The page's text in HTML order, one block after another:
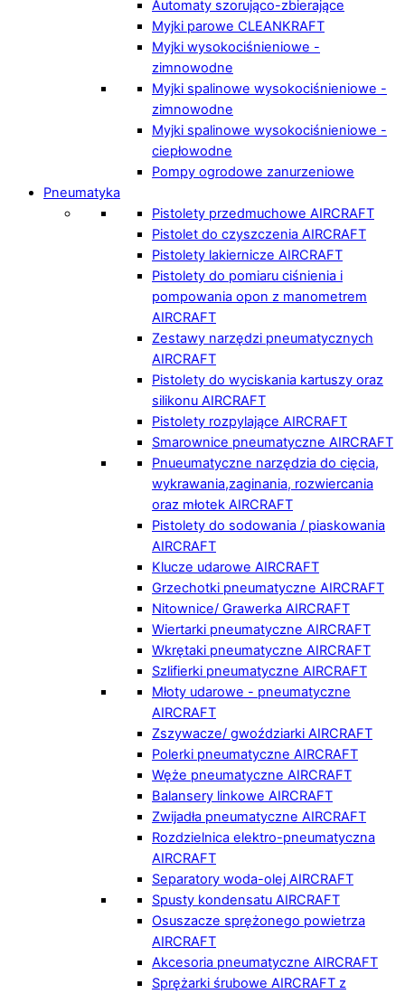
Automaty szorująco-zbierające
Myjki parowe CLEANKRAFT
Myjki wysokociśnieniowe -
zimnowodne
Myjki spalinowe wysokociśnieniowe -
zimnowodne
Myjki spalinowe wysokociśnieniowe -
ciepłowodne
Pompy ogrodowe zanurzeniowe
Pneumatyka
Pistolety przedmuchowe AIRCRAFT
Pistolet do czyszczenia AIRCRAFT
Pistolety lakiernicze AIRCRAFT
Pistolety do pomiaru ciśnienia i
pompowania opon z manometrem
AIRCRAFT
Zestawy narzędzi pneumatycznych
AIRCRAFT
Pistolety do wyciskania kartuszy oraz
silikonu AIRCRAFT
Pistolety rozpylające AIRCRAFT
Smarownice pneumatyczne AIRCRAFT
Pnueumatyczne narzędzia do cięcia,
wykrawania,zaginania, rozwiercania
oraz młotek AIRCRAFT
Pistolety do sodowania / piaskowania
AIRCRAFT
Klucze udarowe AIRCRAFT
Grzechotki pneumatyczne AIRCRAFT
Nitownice/ Grawerka AIRCRAFT
Wiertarki pneumatyczne AIRCRAFT
Wkrętaki pneumatyczne AIRCRAFT
Szlifierki pneumatyczne AIRCRAFT
Młoty udarowe - pneumatyczne
AIRCRAFT
Zszywacze/ gwoździarki AIRCRAFT
Polerki pneumatyczne AIRCRAFT
Węże pneumatyczne AIRCRAFT
Balansery linkowe AIRCRAFT
Zwijadła pneumatyczne AIRCRAFT
Rozdzielnica elektro-pneumatyczna
AIRCRAFT
Separatory woda-olej AIRCRAFT
Spusty kondensatu AIRCRAFT
Osuszacze sprężonego powietrza
AIRCRAFT
Akcesoria pneumatyczne AIRCRAFT
Sprężarki śrubowe AIRCRAFT z